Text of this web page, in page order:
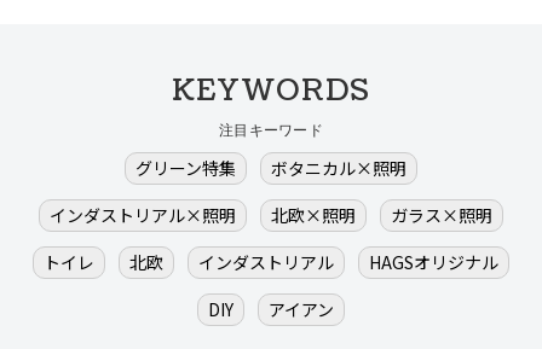
KEYWORDS
注目キーワード
グリーン特集
ボタニカル×照明
インダストリアル×照明
北欧×照明
ガラス×照明
トイレ
北欧 インダストリアル
HAGSオリジナル
DIY
アイアン